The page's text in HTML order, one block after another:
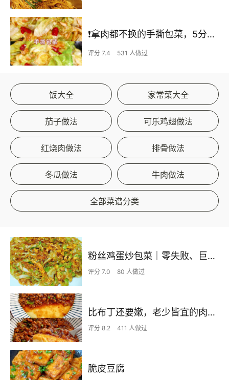
❗拿肉都不换的手撕包菜，5分钟快手家常菜🔥
评分 7.4 531 人做过
饭大全 家常菜大全
茄子做法 可乐鸡翅做法
红烧肉做法 排骨做法
冬瓜做法 牛肉做法
全部菜谱分类
粉丝鸡蛋炒包菜｜零失败、巨下饭
评分 7.0 80 人做过
比布丁还要嫩，老少皆宜的肉沫蒸蛋
评分 8.2 411 人做过
脆皮豆腐